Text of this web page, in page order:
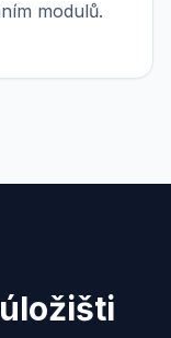
modulů.